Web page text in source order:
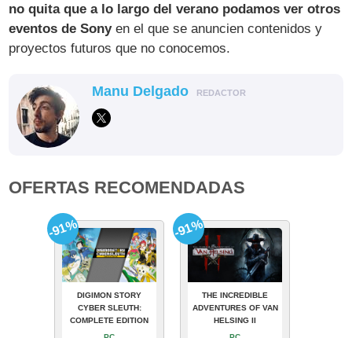
no quita que a lo largo del verano podamos ver otros
eventos de Sonyen el que se anuncien contenidos y
proyectos futuros que no conocemos.
Manu Delgado REDACTOR
OFERTAS RECOMENDADAS
DIGIMON STORY
CYBER SLEUTH:
COMPLETE EDITION
-91%
THE INCREDIBLE
ADVENTURES OF VAN
HELSING II
-91%